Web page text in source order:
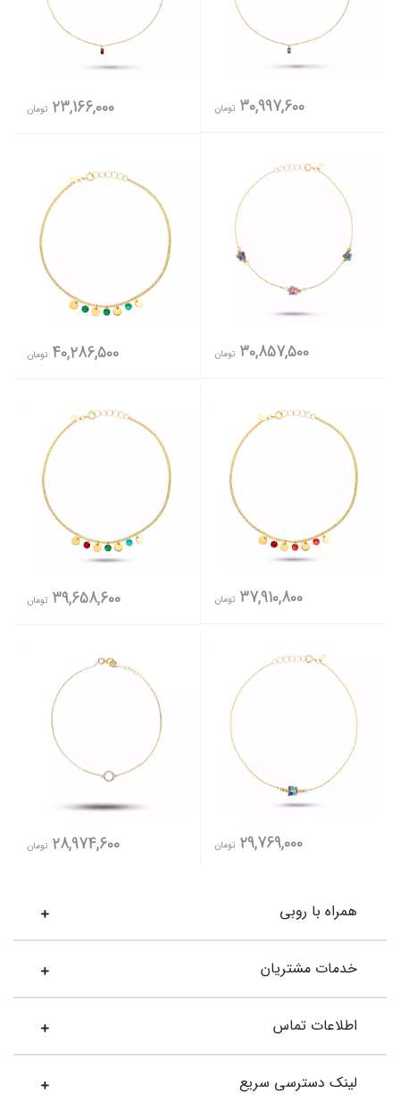
30,997,600 تومان 23,166,000 تومان
30,857,500 تومان 40,286,500 تومان
37,910,800 تومان 39,658,600 تومان
29,769,000 تومان 28,974,600 تومان
همراه با روبی
خدمات مشتریان
اطلاعات تماس
لینک دسترسی سریع